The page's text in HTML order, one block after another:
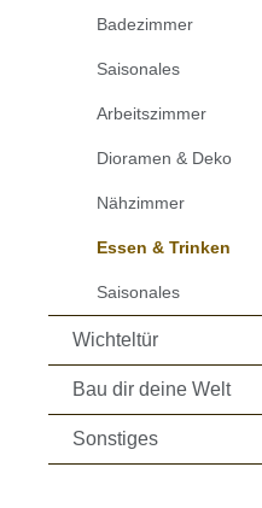
Badezimmer
Saisonales
Arbeitszimmer
Dioramen & Deko
Nähzimmer
Essen & Trinken
Saisonales
Wichteltür
Bau dir deine Welt
Sonstiges